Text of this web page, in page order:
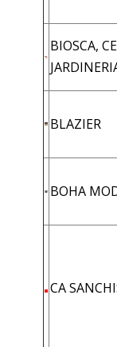
BIOSCA,
BLAZIER
BOHA
CA